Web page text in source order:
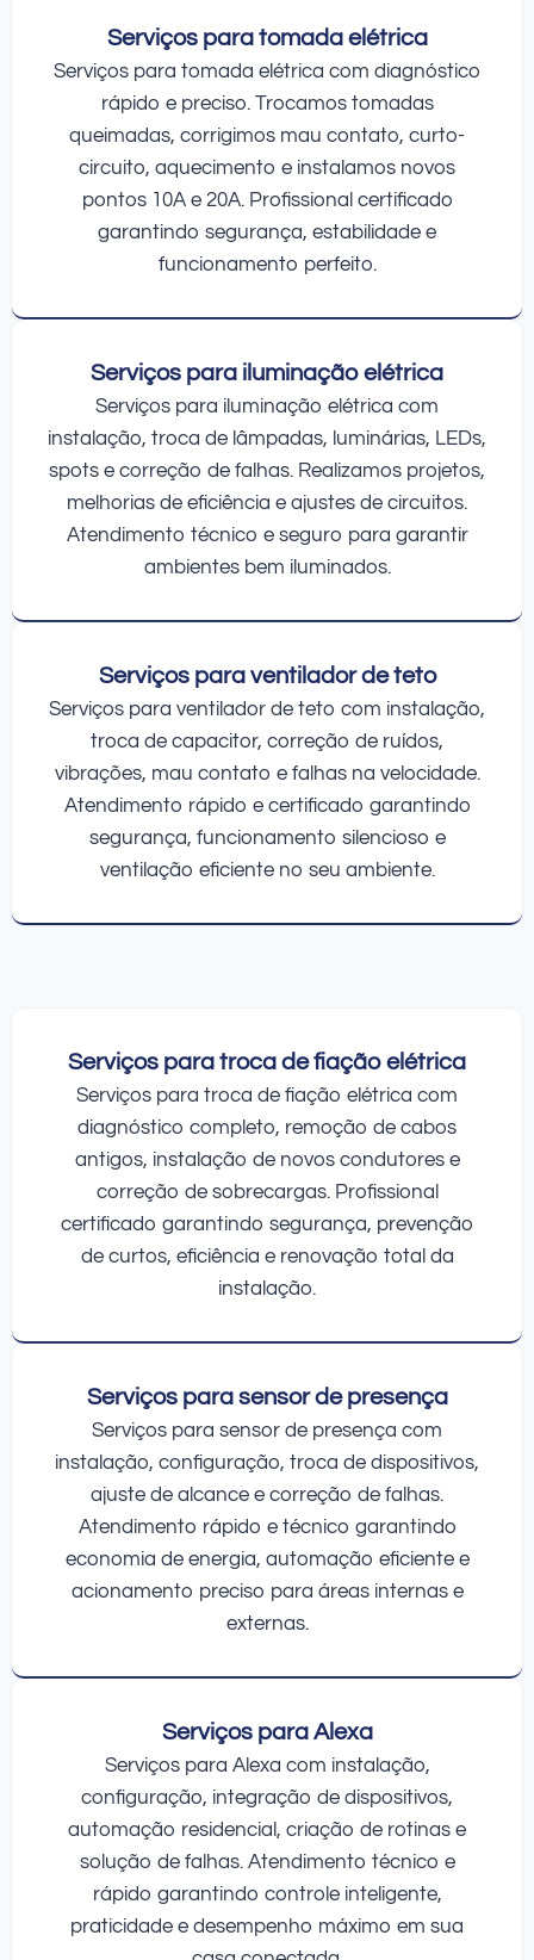
Serviços para tomada elétrica
Serviços para tomada elétrica com diagnóstico
rápido e preciso. Trocamos tomadas
queimadas, corrigimos mau contato, curto-
circuito, aquecimento e instalamos novos
pontos 10A e 20A. Profissional certificado
garantindo segurança, estabilidade e
funcionamento perfeito.
Serviços para iluminação elétrica
Serviços para iluminação elétrica com
instalação, troca de lâmpadas, luminárias, LEDs,
spots e correção de falhas. Realizamos projetos,
melhorias de eficiência e ajustes de circuitos.
Atendimento técnico e seguro para garantir
ambientes bem iluminados.
Serviços para ventilador de teto
Serviços para ventilador de teto com instalação,
troca de capacitor, correção de ruídos,
vibrações, mau contato e falhas na velocidade.
Atendimento rápido e certificado garantindo
segurança, funcionamento silencioso e
ventilação eficiente no seu ambiente.
Serviços para troca de fiação elétrica
Serviços para troca de fiação elétrica com
diagnóstico completo, remoção de cabos
antigos, instalação de novos condutores e
correção de sobrecargas. Profissional
certificado garantindo segurança, prevenção
de curtos, eficiência e renovação total da
instalação.
Serviços para sensor de presença
Serviços para sensor de presença com
instalação, configuração, troca de dispositivos,
ajuste de alcance e correção de falhas.
Atendimento rápido e técnico garantindo
economia de energia, automação eficiente e
acionamento preciso para áreas internas e
externas.
Serviços para Alexa
Serviços para Alexa com instalação,
configuração, integração de dispositivos,
automação residencial, criação de rotinas e
solução de falhas. Atendimento técnico e
rápido garantindo controle inteligente,
praticidade e desempenho máximo em sua